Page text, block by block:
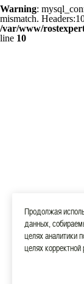
Warning:
mismatch.
/var/www/
line 10
Продолжая
данных,
целях аналитики
целях корректной